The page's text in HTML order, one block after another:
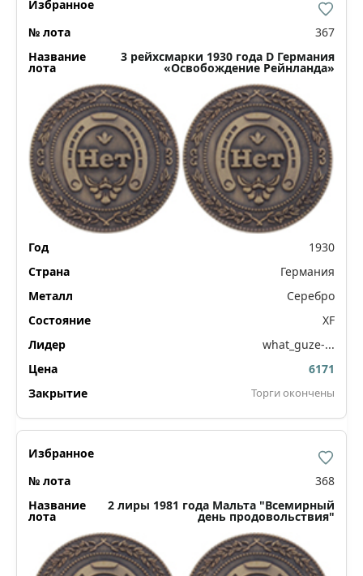
367
3 рейхсмарки 1930 года D Германия
«Освобождение Рейнланда»
1930
Германия
Серебро
XF
what_guze-...
6171
Торги окончены
368
2 лиры 1981 года Мальта "Всемирный
день продовольствия"